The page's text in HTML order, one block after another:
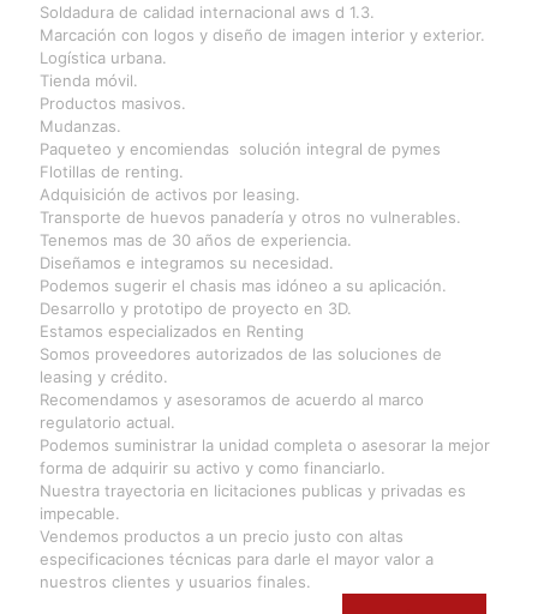
Soldadura de calidad internacional aws d 1.3.
Marcación con logos y diseño de imagen interior y exterior.
Logística urbana.
Tienda móvil.
Productos masivos.
Mudanzas.
Paqueteo y encomiendas solución integral de pymes
Flotillas de renting.
Adquisición de activos por leasing.
Transporte de huevos panadería y otros no vulnerables.
Tenemos mas de 30 años de experiencia.
Diseñamos e integramos su necesidad.
Podemos sugerir el chasis mas idóneo a su aplicación.
Desarrollo y prototipo de proyecto en 3D.
Estamos especializados en Renting
Somos proveedores autorizados de las soluciones de
leasing y crédito.
Recomendamos y asesoramos de acuerdo al marco
regulatorio actual.
Podemos suministrar la unidad completa o asesorar la mejor
forma de adquirir su activo y como financiarlo.
Nuestra trayectoria en licitaciones publicas y privadas es
impecable.
Vendemos productos a un precio justo con altas
especificaciones técnicas para darle el mayor valor a
nuestros clientes y usuarios finales.